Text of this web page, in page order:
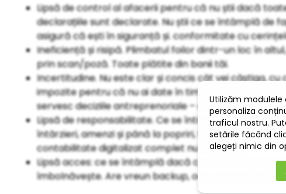
Lipsă de control al afacerii pentru că nu știi dacă
declarațiile sunt declarate. Nu știi ce se întâmplă de
asigură că ești în siguranță și. conformitate cu
Ineficiență și risipă. Plimbatul foilor dintr-un loc în
prin scan/poză. Toate plătite din banii tăi.
Incertitudine. Nu este clar și concis cât vei câștiga,
impozite pentru că nu ai date în timp real pe baza
servesc deciziile antreprenoriale – ai de-a face cu
Lipsă de responsabilitate. Ce se întâmplă dacă un
întârzieri, amenzi și până la popriri, toate acestea
contabilitate digitalizat complet nu te expun.
Lipsă acces: ce se întâmplă dacă contabilul tău
îmbolnăvește. Are vreun backup, oare, pe undeva?